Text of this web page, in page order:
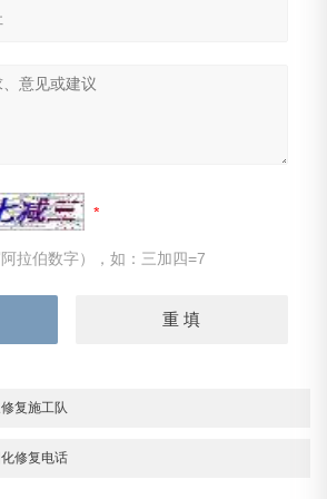
拉伯数字），如：三加四=7
复施工队
修复电话